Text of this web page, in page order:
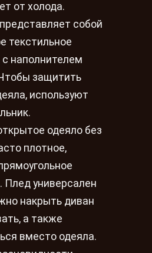
от холода.
собой
текстильное
с наполнителем
защитить
используют
одеяло без
плотное,
Плед универсален
накрыть диван
а также
вместо одеяла.